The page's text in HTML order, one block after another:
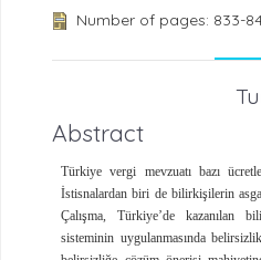
Number of pages: 833-
Abstract
Türkiye vergi mevzuatı bazı
İstisnalardan biri de bilirkişilerin
Çalışma, Türkiye’de kazanılan
sisteminin uygulanmasında